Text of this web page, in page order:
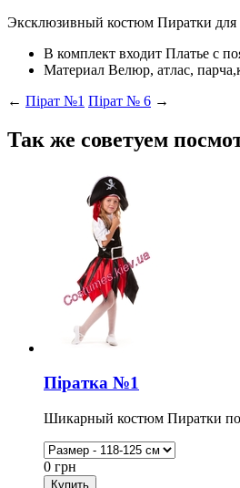
Эксклюзивный костюм Пиратки для
В комплект входит Платье с
Материал Велюр, атлас,
← Пірат №1 Пірат № 6 →
Так же советуем
Піратка №1
Шикарный костюм Пиратки
0 грн